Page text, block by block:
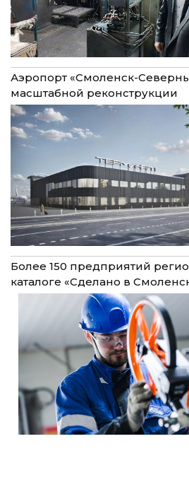
Аэропорт «Смоленск-
масштабной реконструкции
Более 150 предприятий
каталоге «Сделано в